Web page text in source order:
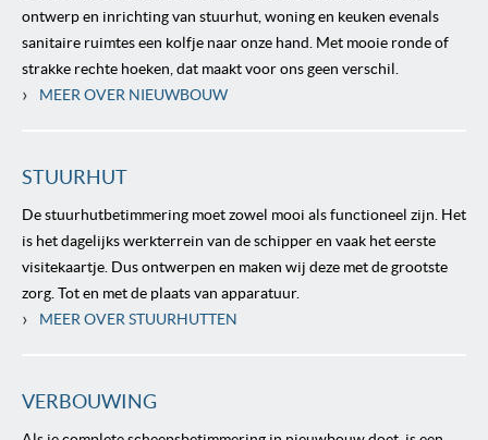
ontwerp en inrichting van stuurhut, woning en keuken evenals
sanitaire ruimtes een kolfje naar onze hand. Met mooie ronde of
strakke rechte hoeken, dat maakt voor ons geen verschil.
› MEER OVER NIEUWBOUW
STUURHUT
De stuurhutbetimmering moet zowel mooi als functioneel zijn. Het
is het dagelijks werkterrein van de schipper en vaak het eerste
visitekaartje. Dus ontwerpen en maken wij deze met de grootste
zorg. Tot en met de plaats van apparatuur.
› MEER OVER STUURHUTTEN
VERBOUWING